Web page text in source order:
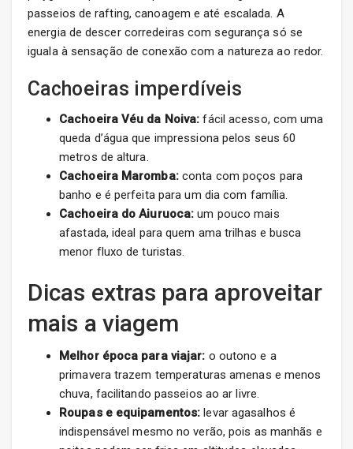
passeios de rafting, canoagem e até escalada. A
energia de descer corredeiras com segurança só se
iguala à sensação de conexão com a natureza ao redor.
Cachoeiras imperdíveis
Cachoeira Véu da Noiva: fácil acesso, com uma
queda d’água que impressiona pelos seus 60
metros de altura.
Cachoeira Maromba:conta com poços para
banho e é perfeita para um dia com família.
Cachoeira do Aiuruoca: um pouco mais
afastada, ideal para quem ama trilhas e busca
menor fluxo de turistas.
Dicas extras para aproveitar
mais a viagem
Melhor época para viajar: o outono e a
primavera trazem temperaturas amenas e menos
chuva, facilitando passeios ao ar livre.
Roupas e equipamentos: levar agasalhos é
indispensável mesmo no verão, pois as manhãs e